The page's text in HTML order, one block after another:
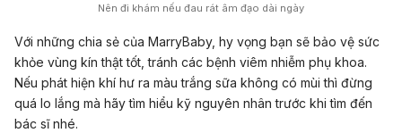
Nên đi khám nếu đau rát âm đạo dài ngày
Với những chia sẻ của MarryBaby, hy vọng bạn sẽ bảo vệ sức
khỏe vùng kín thật tốt, tránh các bệnh viêm nhiễm phụ khoa.
Nếu phát hiện khí hư ra màu trắng sữa không có mùi thì đừng
quá lo lắng mà hãy tìm hiểu kỹ nguyên nhân trước khi tìm đến
bác sĩ nhé.